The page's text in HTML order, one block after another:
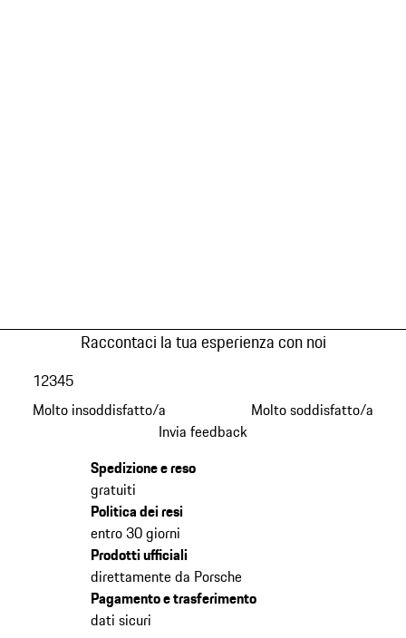
Raccontaci la tua esperienza con noi
Molto insoddisfatto/a
12345
Molto soddisfatto/a
Invia feedback
Spedizione e reso
gratuiti
Politica dei resi
entro 30 giorni
Prodotti ufficiali
direttamente da Porsche
Pagamento e trasferimento
dati sicuri